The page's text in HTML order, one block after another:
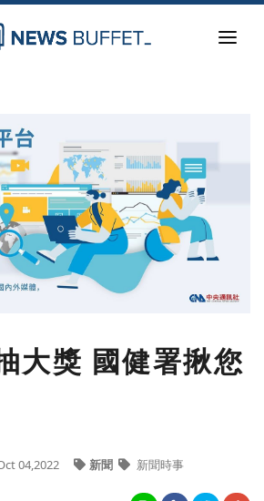
大獎 國健署揪您
04,2022 新聞 新聞時事